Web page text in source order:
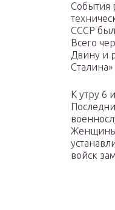
События
СССР
Всего
Двину и
К утру 6
Женщины
войск